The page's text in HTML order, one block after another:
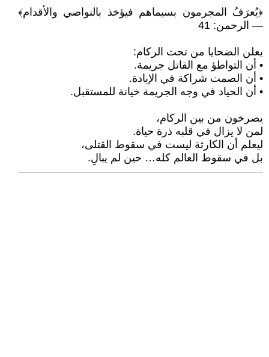
﴿يُعرَفُ المجرمون بسيماهم فيؤخذ بالنواصي والأقدام﴾
— الرحمن: 41
يعلن الضحايا من تحت الركام:
• أن التواطؤ مع القاتل جريمة.
• أن الصمت شراكة في الإبادة.
• أن الحياد في وجه الجريمة خيانة للمستقبل.
يصرخون من بين الركام،
لمن لا يزال في قلبه ذرة حياة.
ليعلم أن الكارثة ليست في سقوط القتلى،
بل في سقوط العالم كله… حين لم يبالِ.